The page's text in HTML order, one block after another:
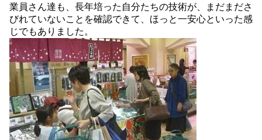
業員さん達も、長年培った自分たちの技術が、まだまださ
びれていないことを確認できて、ほっと一安心といった感
じでもありました。